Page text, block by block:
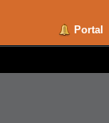
Portal